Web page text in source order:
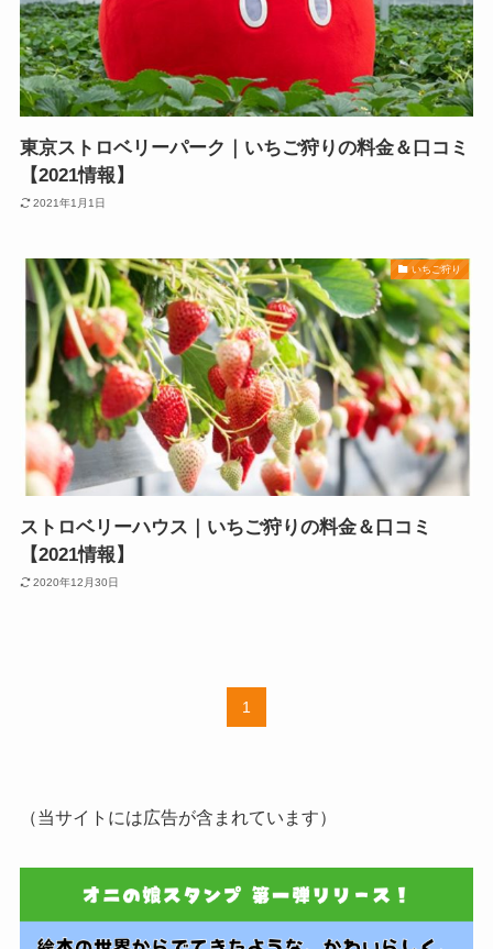
東京ストロベリーパーク｜いちご狩りの料金＆口コミ
【2021情報】
2021年1月1日
いちご狩り
ストロベリーハウス｜いちご狩りの料金＆口コミ
【2021情報】
2020年12月30日
1
（当サイトには広告が含まれています）